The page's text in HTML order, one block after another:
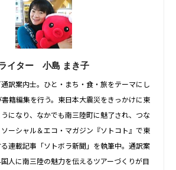
イター 小島 まき子
訳案内士。ひと・まち・食・旅をテーマにし
籍編集を行う。東日本大震災をきっかけに東
になり、なかでも南三陸町に魅了され、つな
ーシャル＆エコ・マガジン『ソトコト』で東
連載記事「ソトボラ新聞」を執筆中。通訳案
人に南三陸の魅力を伝えるツアーづくりが目